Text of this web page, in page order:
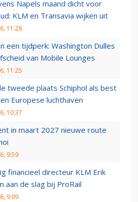
Napels maand dicht voor
KLM en Transavia wijken uit
11:28
een tijdperk: Washington Dulles
van Mobile Lounges
11:25
tweede plaats Schiphol als best
Europese luchthaven
10:37
in maart 2027 nieuwe route
9:59
financieel directeur KLM Erik
aan de slag bij ProRail
9:09